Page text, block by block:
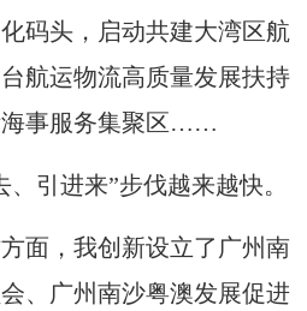
码头，启动共建大湾区航
航运物流高质量发展扶持
海事服务集聚区……
引进来”步伐越来越快。
，我创新设立了广州南
、广州南沙粤澳发展促进